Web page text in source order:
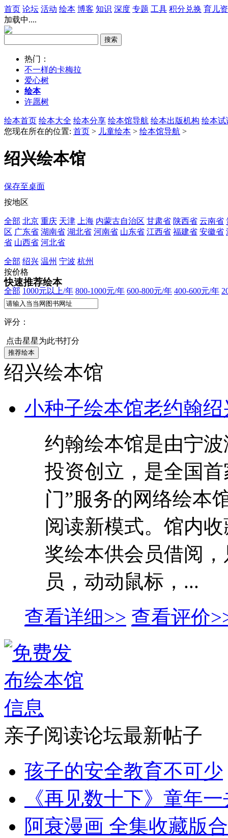
首页 论坛 活动 绘本 博客 知识 深度 专题 工具 积分兑换 育儿
加载中....
热门：
不一样的卡梅拉
爱心树
绘本
许愿树
绘本首页 绘本大全 绘本分享 绘本馆导航 绘本出版机构 绘本试
您现在所在的位置: 首页 > 儿童绘本 > 绘本馆导航 >
绍兴绘本馆
保存至桌面
按地区
全部 北京 重庆 天津 上海 内蒙古自治区 甘肃省 陕西省 云南省
区 广东省 湖南省 湖北省 河南省 山东省 江西省 福建省 安徽省
省 山西省 河北省
全部 绍兴 温州 宁波 杭州
按价格
全部 1000元以上/年 800-1000元/年 600-800元/年 400-600元/年
快速推荐绘本
评分：
点击星星为此书打分
绍兴绘本馆
小种子绘本馆老约翰
约翰绘本馆是由宁
投资创立，是全国
门”服务的网络绘本
阅读新模式。馆内
奖绘本供会员借阅
员，动动鼠标，...
查看详细>> 查看评价
亲子阅读论坛最新帖子
孩子的安全教育不可少
《再见数十下》童年
阿衰漫画 全集收藏版